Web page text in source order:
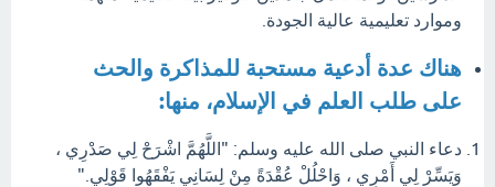
وموارد تعليمية عالية الجودة.
هناك عدة أدعية مستحبة للمذاكرة والحث
على طلب العلم في الإسلام، منها:
دعاء النبي صلى الله عليه وسلم: "اللَّهُمَّ اشْرَحْ لِي صَدْرِي ،
وَيَسِّرْ لِي أَمْرِي ، وَاحْلُلْ عُقْدَةً مِنْ لِسَانِي يَفْقَهُوا قَوْلِي."